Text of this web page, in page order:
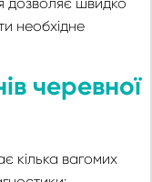
необхідне
черевної
кілька вагомих